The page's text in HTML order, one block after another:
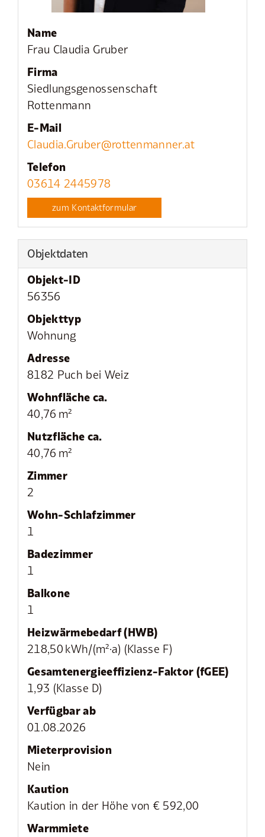
Name
Frau Claudia Gruber
Firma
Siedlungsgenossenschaft
Rottenmann
E-Mail
Claudia.Gruber@rottenmanner.at
Telefon
03614 2445978
zum Kontaktformular
Objektdaten
Objekt-ID
56356
Objekttyp
Wohnung
Adresse
8182 Puch bei Weiz
Wohnfläche ca.
40,76 m²
Nutzfläche ca.
40,76 m²
Zimmer
2
Wohn-Schlafzimmer
1
Badezimmer
1
Balkone
1
Heizwärmebedarf (HWB)
218,50 kWh/(m²·a) (Klasse F)
Gesamtenergie­effizienz-Faktor (fGEE)
1,93 (Klasse D)
Verfügbar ab
01.08.2026
Mieter­provision
Nein
Kaution
Kaution in der Höhe von € 592,00
Warmmiete